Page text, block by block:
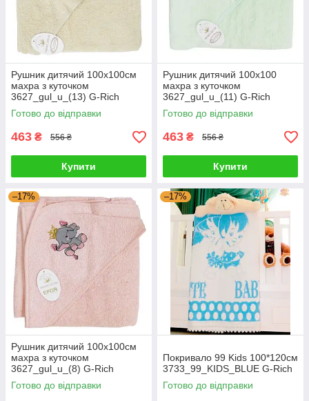
Рушник дитячий 100x100см
махра з куточком
3627_gul_u_(13) G-Rich
Готово до відправки
463 ₴ 556 ₴
Купити
Рушник дитячий 100x100
махра з куточком
3627_gul_u_(11) G-Rich
Готово до відправки
463 ₴ 556 ₴
Купити
–17%
Рушник дитячий 100x100см
махра з куточком
3627_gul_u_(8) G-Rich
Готово до відправки
–17%
Покривало 99 Kids 100*120см
3733_99_KIDS_BLUE G-Rich
Готово до відправки